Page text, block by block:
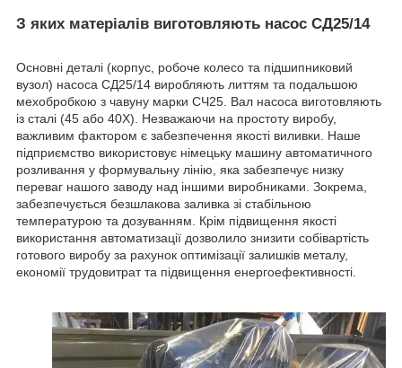
З яких матеріалів виготовляють насос СД25/14
Основні деталі (корпус, робоче колесо та підшипниковий
вузол) насоса СД25/14 виробляють литтям та подальшою
мехобробкою з чавуну марки СЧ25. Вал насоса виготовляють
із сталі (45 або 40Х). Незважаючи на простоту виробу,
важливим фактором є забезпечення якості виливки. Наше
підприємство використовує німецьку машину автоматичного
розливання у формувальну лінію, яка забезпечує низку
переваг нашого заводу над іншими виробниками. Зокрема,
забезпечується безшлакова заливка зі стабільною
температурою та дозуванням. Крім підвищення якості
використання автоматизації дозволило знизити собівартість
готового виробу за рахунок оптимізації залишків металу,
економії трудовитрат та підвищення енергоефективності.